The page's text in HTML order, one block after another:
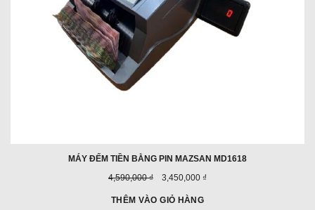
MÁY ĐẾM TIỀN BẰNG PIN MAZSAN MD1618
Giá
trước
4,590,000 ₫
Giá
3,450,000 ₫
THÊM VÀO GIỎ HÀNG